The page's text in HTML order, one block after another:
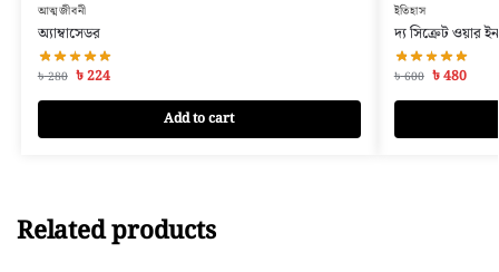
আত্মজীবনী
অ্যাম্বাসেডর
৳280 ৳224
Add to cart
ইতিহাস
দ্য সিক্রেট ওয়ার
৳600 ৳480
Related products